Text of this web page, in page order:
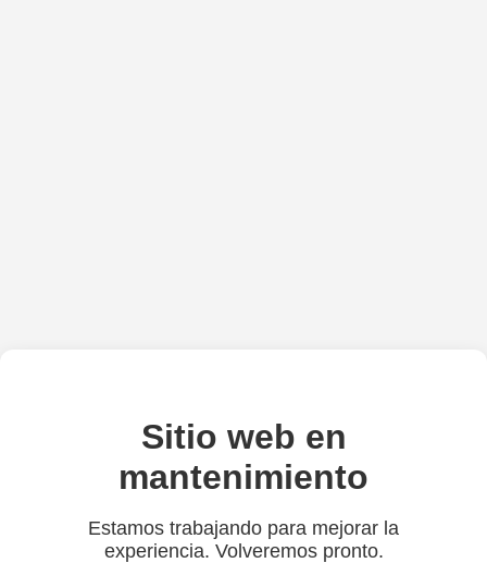
Sitio web en
mantenimiento
Estamos trabajando para mejorar la
experiencia. Volveremos pronto.